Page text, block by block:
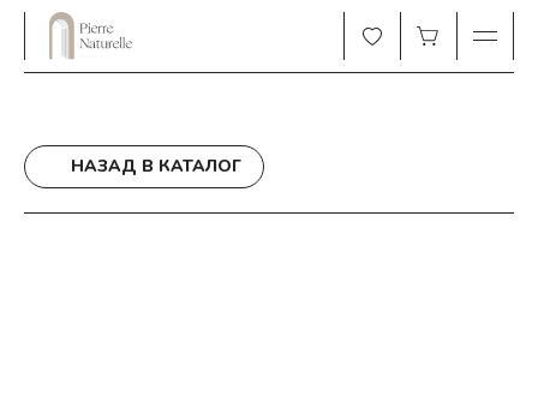
НАЗАД В КАТАЛОГ